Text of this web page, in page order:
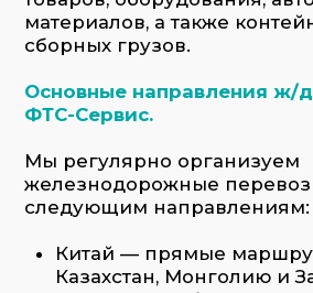
Заказать услугу
включают транзит, стыковку с другими
видами транспорта (если нужно), а также
оперативное таможенное оформление.